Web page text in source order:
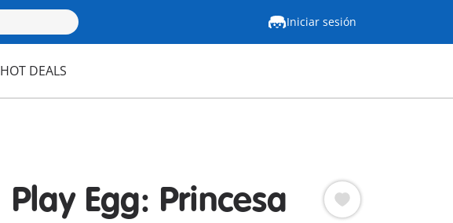
Iniciar sesión
HOT DEALS
Play Egg: Princesa